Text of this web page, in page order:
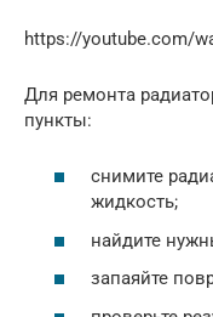
https://youtube.com/
Для ремонта
пункты:
снимите
жидкость;
найдите
запаяйте